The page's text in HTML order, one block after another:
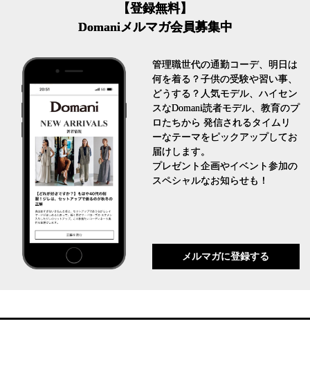
【登録無料】
Domaniメルマガ会員募集中
管理職世代の通勤コーデ、明日は
何を着る？子供の受験や習い事、
どうする？人気モデル、ハイセン
スなDomani読者モデル、教育のプ
ロたちから 発信されるタイムリ
ーなテーマをピックアップしてお
届けします。
プレゼント企画やイベント参加の
スペシャルなお知らせも！
メルマガに登録する